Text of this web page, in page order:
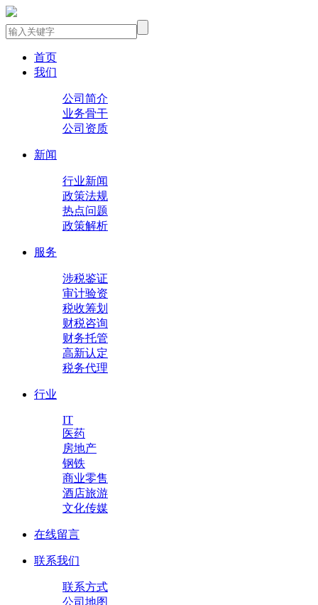
首页
我们
公司简介
业务骨干
公司资质
新闻
行业新闻
政策法规
热点问题
政策解析
服务
涉税鉴证
审计验资
税收筹划
财税咨询
财务托管
高新认定
税务代理
行业
IT
医药
房地产
钢铁
商业零售
酒店旅游
文化传媒
在线留言
联系我们
联系方式
公司地图